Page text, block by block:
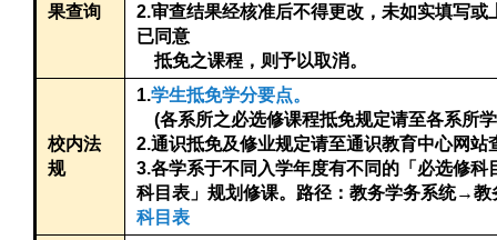
果查询
2.审查结果经核准后不得更改，未如实填写或
已同意
抵免之课程，则予以取消。
校内法
规
1.学生抵免学分要点。
(各系所之必选修课程抵免规定请至各系所
2.通识抵免及修业规定请至通识教育中心网站
3.各学系于不同入学年度有不同的「必选修科
科目表」规划修课。路径：教务学务系统→
科目表